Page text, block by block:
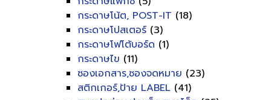
กระดาษโน้ต, POST-IT (18)
กระดาษโปสเตอร์ (3)
กระดาษโฟโต้บอร์ด (1)
กระดาษไข (11)
ซองเอกสาร,ซองจดหมาย (23)
สติกเกอร์,ป้าย LABEL (41)